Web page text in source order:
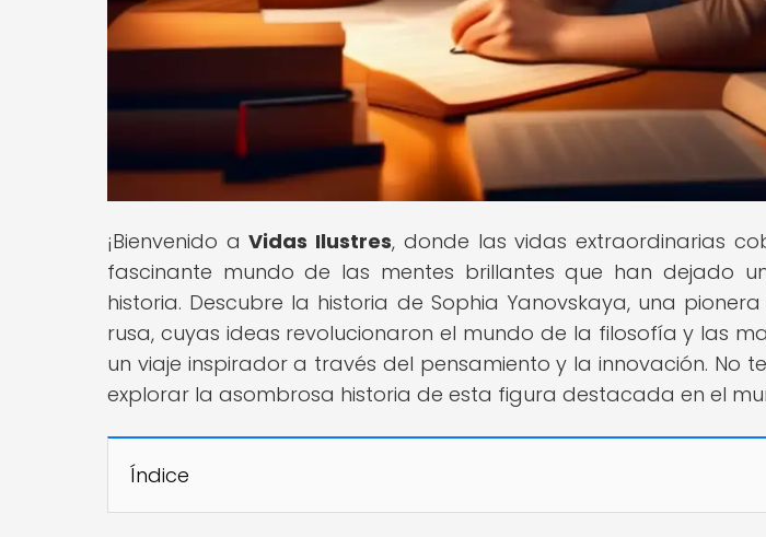
¡Bienvenido aVidas Ilustres, donde las vidas extraordinarias
fascinante mundo de las mentes brillantes que han dejado
historia. Descubre la historia de Sophia Yanovskaya, una
rusa, cuyas ideas revolucionaron el mundo de la filosofía y las
un viaje inspirador a través del pensamiento y la innovación. No
explorar la asombrosa historia de esta figura destacada en el
Índice